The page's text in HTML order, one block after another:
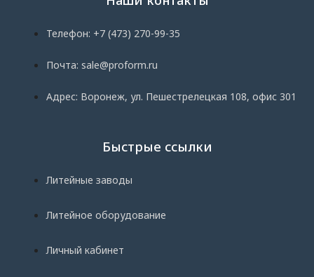
Телефон: +7 (473) 270-99-35
Почта: sale@proform.ru
Адрес: Воронеж, ул. Пешестрелецкая 108, офис 301
Быстрые ссылки
Литейные заводы
Литейное оборудование
Личный кабинет